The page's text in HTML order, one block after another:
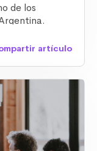
de los
artículo